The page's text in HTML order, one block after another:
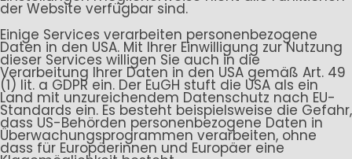
der Website verfügbar sind.
Einige Services verarbeiten personenbezogene
Daten in den USA. Mit Ihrer Einwilligung zur Nutzung
dieser Services willigen Sie auch in die
Verarbeitung Ihrer Daten in den USA gemäß Art. 49
(1) lit. a GDPR ein. Der EuGH stuft die USA als ein
Land mit unzureichendem Datenschutz nach EU-
Standards ein. Es besteht beispielsweise die Gefahr,
dass US-Behörden personenbezogene Daten in
Überwachungsprogrammen verarbeiten, ohne
dass für Europäerinnen und Europäer eine